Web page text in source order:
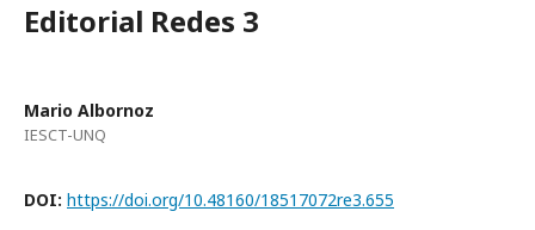
Editorial Redes 3
Mario Albornoz
IESCT-UNQ
DOI: https://doi.org/10.48160/18517072re3.655